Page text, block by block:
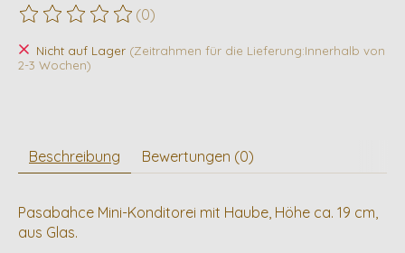
Die Bewertung dieses Produkts ist
(0)
Nicht auf Lager (Zeitrahmen für die Lieferung:Innerhalb von
2-3 Wochen)
Beschreibung Bewertungen (0)
Pasabahce Mini-Konditorei mit Haube, Höhe ca. 19 cm,
aus Glas.